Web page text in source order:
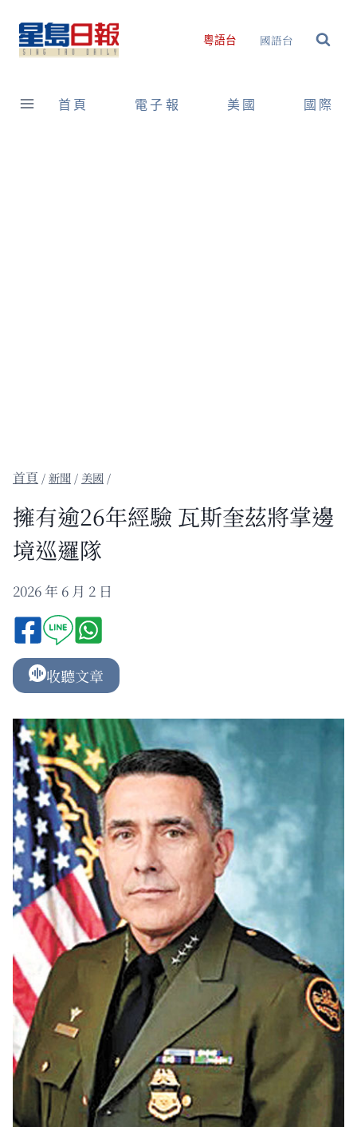
content
粵語台 國語台
首頁 電子報 美國 國際
/新聞 / 美國 /
擁有逾26年經驗 瓦斯奎茲將掌邊
境巡邏隊
2026 年 6 月 2 日
收聽文章